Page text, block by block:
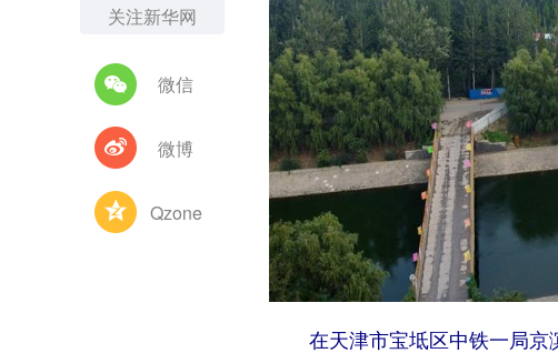
关注新华网
微信
微博
Qzone
在天津市宝坻区中铁一局京